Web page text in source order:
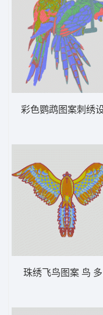
彩色鹦鹉图案刺绣
珠绣飞鸟图案 鸟 多